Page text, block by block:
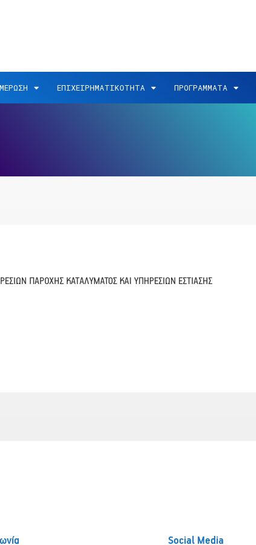
ΕΠΙΧΕΙΡΗΜΑΤΙΚΟΤΗΤΑ ΠΡΟΓΡΑΜΜΑΤΑ
ΠΑΡΟΧΗΣ ΚΑΤΑΛΥΜΑΤΟΣ ΚΑΙ ΥΠΗΡΕΣΙΩΝ ΕΣΤΙΑΣΗΣ
Social Media